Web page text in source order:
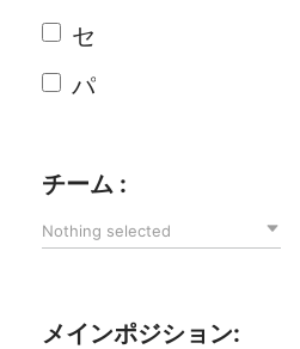
セ
パ
チーム :
Nothing selected
メインポジション: